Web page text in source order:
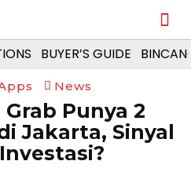
BUYER’S GUIDE
News
Punya 2
Jakarta, Sinyal